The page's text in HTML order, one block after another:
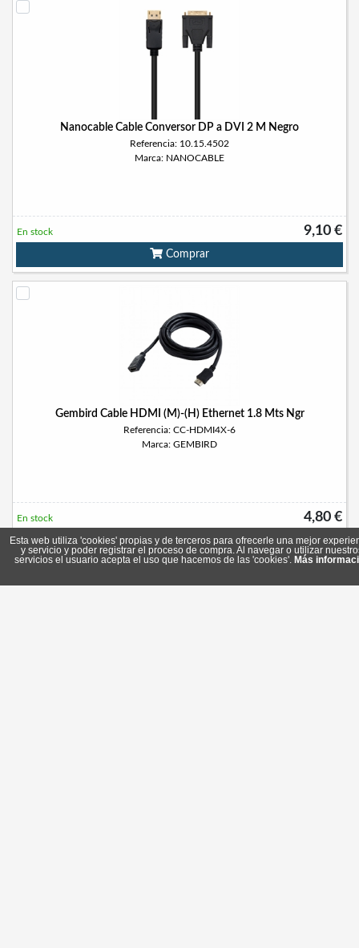
Nanocable Cable Conversor DP a DVI 2 M Negro
Referencia: 10.15.4502
Marca: NANOCABLE
9,10 €
En stock
Comprar
Gembird Cable HDMI (M)-(H) Ethernet 1.8 Mts Ngr
Referencia: CC-HDMI4X-6
Marca: GEMBIRD
4,80 €
En stock
Comprar
Esta web utiliza 'cookies' propias y de terceros para ofrecerle una mejor
y servicio y poder registrar el proceso de compra. Al navegar o utilizar
servicios el usuario acepta el uso que hacemos de las 'cookies'. Más